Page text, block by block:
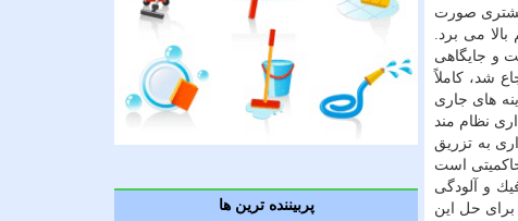
صورت
می برد.
و جایگاهی
شد، كاملاً
های جاری
نظام مند
به تزریق
است
و آلودگی
حل این
پربیننده ترین ها